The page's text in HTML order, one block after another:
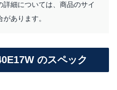
細については、商品のサイ
あります。
のスペック